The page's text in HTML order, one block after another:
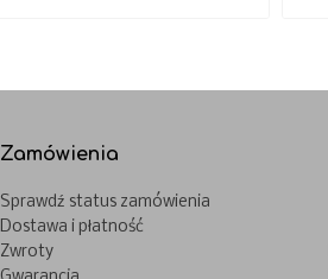
Zamówienia
Sprawdź status zamówienia
Dostawa i płatność
Zwroty